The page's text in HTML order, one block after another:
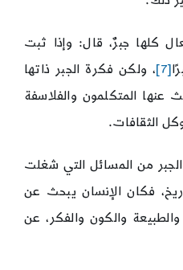
كلها جبرٌ، قال: وإذا ثبت
[7]
، ولكن فكرة الجبر ذاتها
عنها المتكلمون والفلاسفة
الثقافات.
من المسائل التي شغلت
فكان الإنسان يبحث عن
والكون والفكر، عن